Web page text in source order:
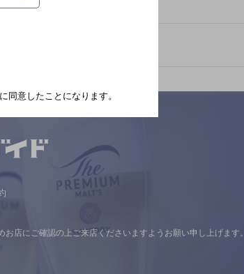
お店にご確認の上ご来店くださいますようお願い申し上げます。
同意したことになります。